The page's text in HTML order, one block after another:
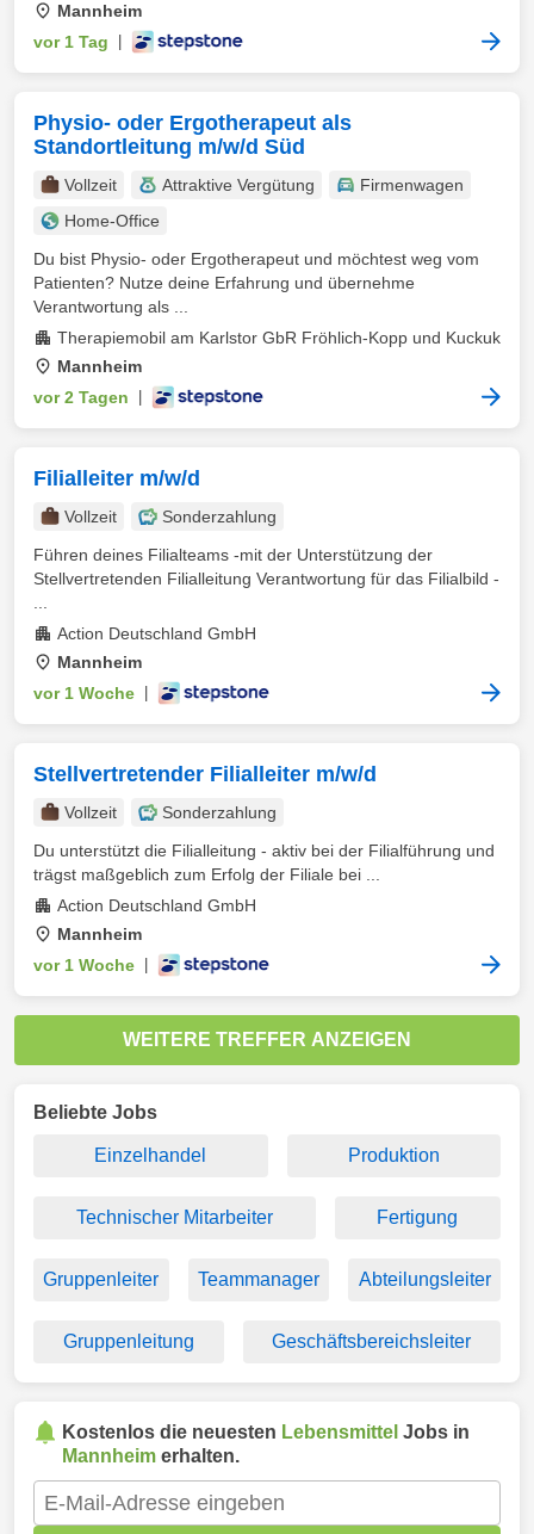
Mannheim
vor 1 Tag
Physio- oder Ergotherapeut als
Standortleitung m/w/d Süd
Vollzeit Attraktive Vergütung
Firmenwagen
Home-Office
Du bist Physio- oder Ergotherapeut und möchtest weg vom
Patienten? Nutze deine Erfahrung und übernehme
Verantwortung als ...
Therapiemobil am Karlstor GbR Fröhlich-Kopp und Kuckuk
Mannheim
vor 2 Tagen
Filialleiter m/w/d
Vollzeit
Sonderzahlung
Führen deines Filialteams -mit der Unterstützung der
Stellvertretenden Filialleitung Verantwortung für das Filialbild -
Action Deutschland GmbH
Mannheim
vor 1 Woche
Stellvertretender Filialleiter m/w/d
Vollzeit
Sonderzahlung
Du unterstützt die Filialleitung - aktiv bei der Filialführung und
trägst maßgeblich zum Erfolg der Filiale bei ...
Action Deutschland GmbH
Mannheim
vor 1 Woche
WEITERE TREFFER ANZEIGEN
Beliebte Jobs
Einzelhandel Produktion
Technischer Mitarbeiter Fertigung
Gruppenleiter Teammanager Abteilungsleiter
Gruppenleitung Geschäftsbereichsleiter
Kostenlos die neuesten Lebensmittel Jobs in
Mannheim erhalten.